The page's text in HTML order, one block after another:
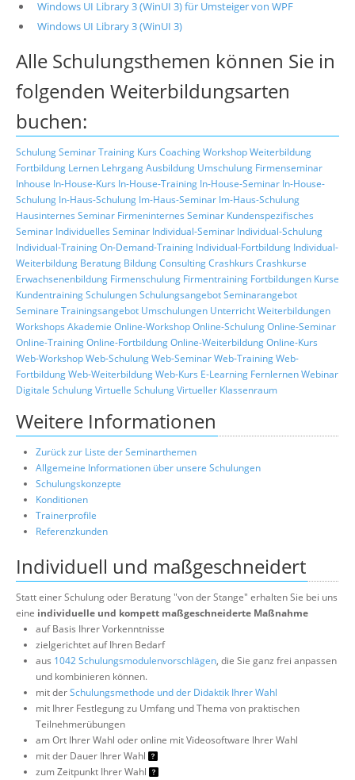
Windows UI Library 3 (WinUI 3) für Umsteiger von WPF
Windows UI Library 3 (WinUI 3)
Alle Schulungsthemen können Sie in
folgenden Weiterbildungsarten
buchen:
SchulungSeminarTraining Kurs CoachingWorkshopWeiterbildung
Fortbildung Lernen LehrgangAusbildung Umschulung Firmenseminar
Inhouse In-House-Kurs In-House-Training In-House-Seminar In-House-
Schulung In-Haus-Schulung Im-Haus-Seminar Im-Haus-Schulung
Hausinternes Seminar Firmeninternes Seminar Kundenspezifisches
Seminar Individuelles Seminar Individual-Seminar Individual-Schulung
Individual-TrainingOn-Demand-Training Individual-Fortbildung Individual-
Weiterbildung Beratung BildungConsultingCrashkurs Crashkurse
Erwachsenenbildung Firmenschulung Firmentraining Fortbildungen Kurse
KundentrainingSchulungenSchulungsangebotSeminarangebot
Seminare Trainingsangebot Umschulungen UnterrichtWeiterbildungen
Workshops Akademie Online-WorkshopOnline-SchulungOnline-Seminar
Online-TrainingOnline-FortbildungOnline-WeiterbildungOnline-Kurs
Web-WorkshopWeb-SchulungWeb-SeminarWeb-TrainingWeb-
FortbildungWeb-WeiterbildungWeb-Kurs E-Learning FernlernenWebinar
Digitale SchulungVirtuelle SchulungVirtueller Klassenraum
Weitere Informationen
Zurück zur Liste der Seminarthemen
Allgemeine Informationen über unsere Schulungen
Schulungskonzepte
Konditionen
Trainerprofile
Referenzkunden
Individuell und maßgeschneidert
Statt einer Schulung oder Beratung "von der Stange" erhalten Sie bei uns
eine individuelle und kompett maßgeschneiderte Maßnahme
auf Basis Ihrer Vorkenntnisse
zielgerichtet auf Ihren Bedarf
aus 1042 Schulungsmodulenvorschlägen, die Sie ganz frei anpassen
und kombinieren können.
mit derSchulungsmethode und der Didaktik Ihrer Wahl
mit Ihrer Festlegung zu Umfang und Thema von praktischen
Teilnehmerübungen
am Ort Ihrer Wahl oder online mit Videosoftware Ihrer Wahl
mit der Dauer Ihrer Wahl
zum Zeitpunkt Ihrer Wahl